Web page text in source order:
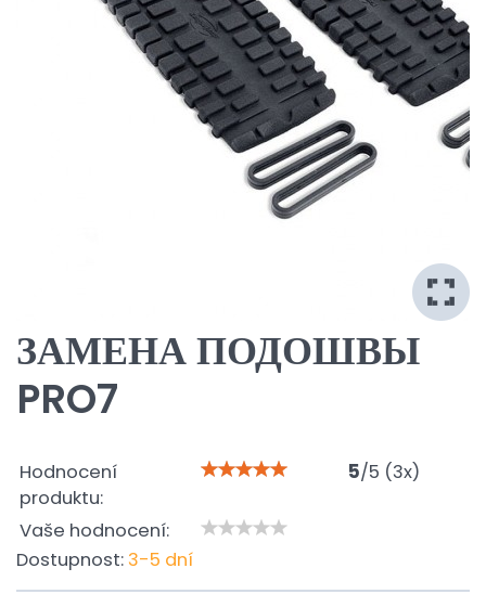
ЗАМЕНА ПОДОШВЫ
PRO7
Hodnocení
produktu:
5/5 (3x)
Vaše hodnocení:
Dostupnost:3-5 dní